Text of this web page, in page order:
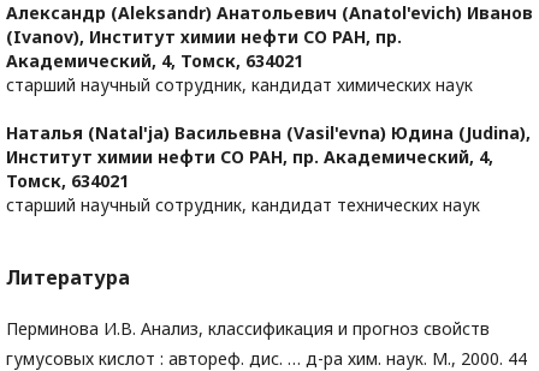
Александр (Aleksandr) Анатольевич (Anatol'evich) Иванов
(Ivanov), Институт химии нефти СО РАН, пр.
Академический, 4, Томск, 634021
старший научный сотрудник, кандидат химических наук
Наталья (Natal'ja) Васильевна (Vasil'evna) Юдина (Judina),
Институт химии нефти СО РАН, пр. Академический, 4,
Томск, 634021
старший научный сотрудник, кандидат технических наук
Литература
Перминова И.В. Анализ, классификация и прогноз свойств
гумусовых кислот : автореф. дис. … д-ра хим. наук. М., 2000. 44